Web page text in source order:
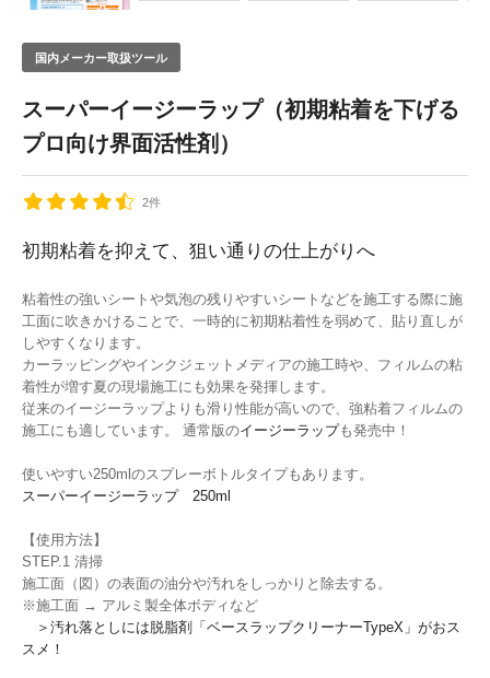
国内メーカー取扱ツール
スーパーイージーラップ（初期粘着を下げる
プロ向け界面活性剤）
2件
初期粘着を抑えて、狙い通りの仕上がりへ
粘着性の強いシートや気泡の残りやすいシートなどを施工する際に施
工面に吹きかけることで、一時的に初期粘着性を弱めて、貼り直しが
しやすくなります。
カーラッピングやインクジェットメディアの施工時や、フィルムの粘
着性が増す夏の現場施工にも効果を発揮します。
従来のイージーラップよりも滑り性能が高いので、強粘着フィルムの
施工にも適しています。 通常版のイージーラップも発売中！
使いやすい250mlのスプレーボトルタイプもあります。
スーパーイージーラップ 250ml
【使用方法】
STEP.1 清掃
施工面（図）の表面の油分や汚れをしっかりと除去する。
※施工面 → アルミ製全体ボディなど
＞汚れ落としには脱脂剤「ベースラップクリーナーTypeX」がおス
スメ！